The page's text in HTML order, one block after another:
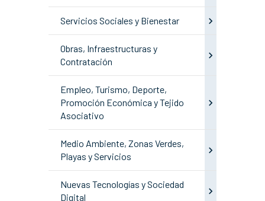
Servicios Sociales y Bienestar
Obras, Infraestructuras y
Contratación
Empleo, Turismo, Deporte,
Promoción Económica y Tejido
Asociativo
Medio Ambiente, Zonas Verdes,
Playas y Servicios
Nuevas Tecnologías y Sociedad
Digital